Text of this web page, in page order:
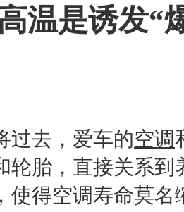
温是诱发“
去，爱车的空调
轮胎 ，直接关系
使得空调寿命莫名